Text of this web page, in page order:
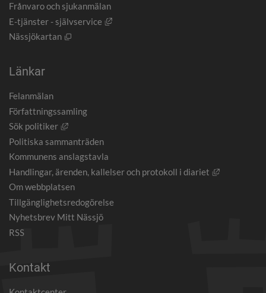
Frånvaro och sjukanmälan
E-tjänster - självservice
Länk till annan webbplats, öppnas i
Nässjökartan
Öppnas i nytt fönster.
Länkar
Felanmälan
Författningssamling
Sök politiker
Länk till annan webbplats, öppnas i nytt fönster.
Politiska sammanträden
Kommunens anslagstavla
Handlingar, ärenden, kallelser och protokoll i diariet
Länk till
Om webbplatsen
Tillgänglighetsredogörelse
Nyhetsbrev Mitt Nässjö
RSS
Kontakt